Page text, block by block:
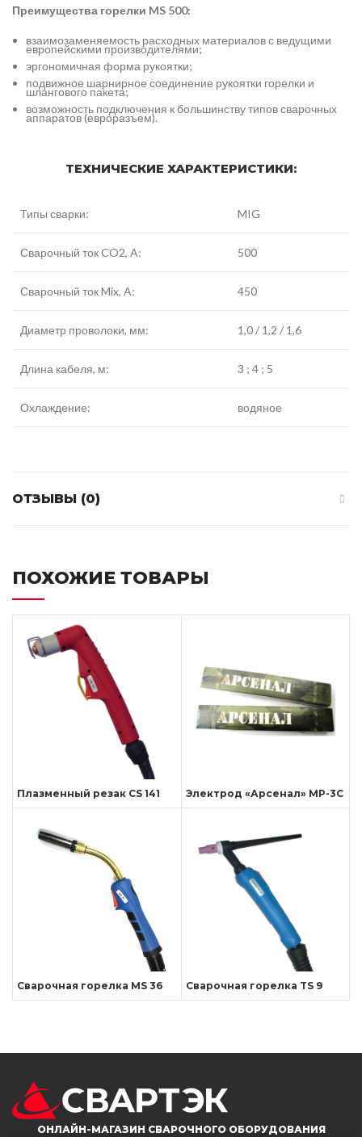
Преимущества горелки MS 500:
взаимозаменяемость расходных материалов с ведущими
европейскими производителями;
эргономичная форма рукоятки;
подвижное шарнирное соединение рукоятки горелки и
шлангового пакета;
возможность подключения к большинству типов сварочных
аппаратов (евроразъем).
ТЕХНИЧЕСКИЕ ХАРАКТЕРИСТИКИ:
Типы сварки: MIG
Сварочный ток CO2, A: 500
Сварочный ток Mix, A: 450
Диаметр проволоки, мм: 1,0 / 1,2 / 1,6
Длина кабеля, м: 3 ; 4 ; 5
Охлаждение: водяное
ОТЗЫВЫ (0)
ПОХОЖИЕ ТОВАРЫ
Плазменный резак CS 141 Электрод «Арсенал» МР-3С
Сварочная горелка MS 36 Сварочная горелка TS 9
ОНЛАЙН-МАГАЗИН СВАРОЧНОГО ОБОРУДОВАНИЯ